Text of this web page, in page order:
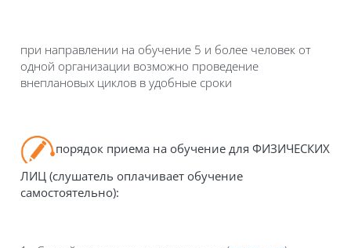
при направлении на обучение 5 и более человек от
одной организации возможно проведение
внеплановых циклов в удобные сроки
порядок приема на обучение для ФИЗИЧЕСКИХ
ЛИЦ (слушатель оплачивает обучение
самостоятельно):